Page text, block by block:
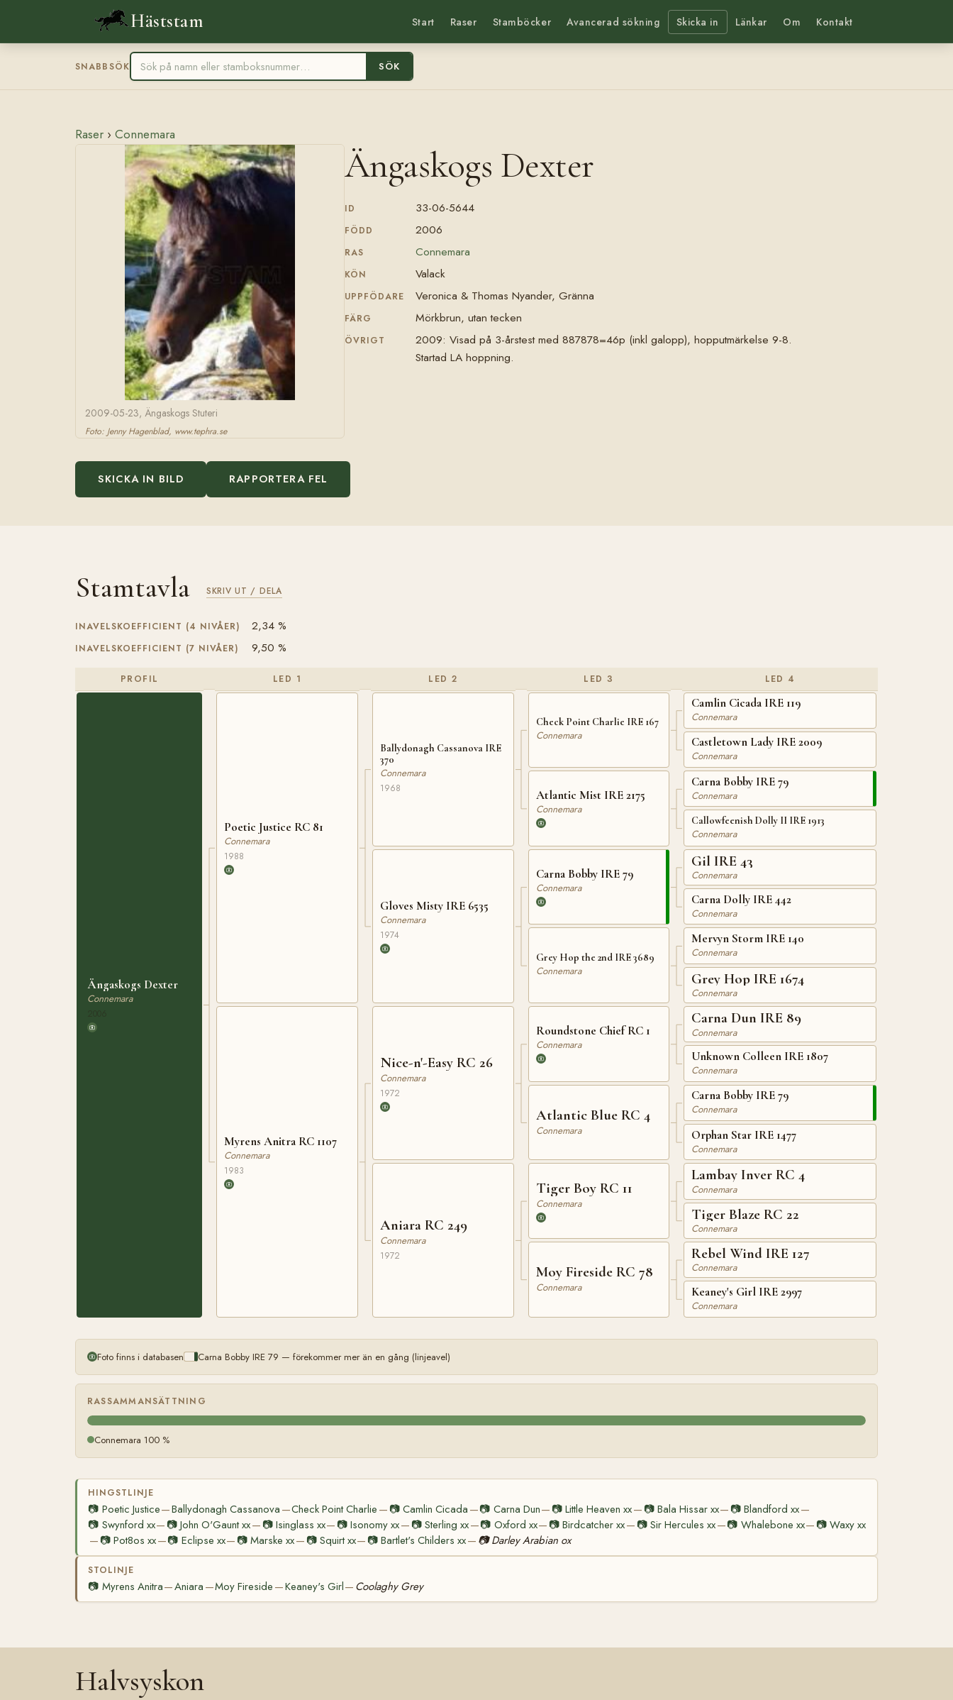
Häststam Start Raser Stamböcker Avancerad sökning Skicka in Länkar Om Kontakt
SNABBSÖK SÖK
Raser › Connemara
2009-05-23, Ängaskogs Stuteri
Foto: Jenny Hagenblad, www.tephra.se
Ängaskogs Dexter
ID 33-06-5644
FÖDD 2006
RAS Connemara
KÖN Valack
UPPFÖDARE Veronica & Thomas Nyander, Gränna
FÄRG Mörkbrun, utan tecken
ÖVRIGT
2009: Visad på 3-årstest med 887878=46p (inkl galopp), hopputmärkelse 9-8.
Startad LA hoppning.
SKICKA IN BILD RAPPORTERA FEL
Stamtavla SKRIV UT / DELA
INAVELSKOEFFICIENT (4 NIVÅER) 2,34 %
INAVELSKOEFFICIENT (7 NIVÅER) 9,50 %
PROFIL
Ängaskogs Dexter
Connemara
LED 1
Poetic Justice RC 81
Connemara
1988
Myrens Anitra RC 1107
Connemara
1983
LED 2
Ballydonagh Cassanova IRE
370
Connemara
1968
Gloves Misty IRE 6535
Connemara
1974
Nice-n'-Easy RC 26
Connemara
1972
Aniara RC 249
Connemara
1972
LED 3
Check Point Charlie IRE 167
Connemara
Atlantic Mist IRE 2175
Connemara
Carna Bobby IRE 79
Connemara
Grey Hop the 2nd IRE 3689
Connemara
Roundstone Chief RC 1
Connemara
Atlantic Blue RC 4
Connemara
Tiger Boy RC 11
Connemara
Moy Fireside RC 78
Connemara
LED 4
Camlin Cicada IRE 119
Connemara
Castletown Lady IRE 2009
Connemara
Carna Bobby IRE 79
Connemara
Callowfeenish Dolly II IRE 1913
Connemara
Gil IRE 43
Connemara
Carna Dolly IRE 442
Connemara
Mervyn Storm IRE 140
Connemara
Grey Hop IRE 1674
Connemara
Carna Dun IRE 89
Connemara
Unknown Colleen IRE 1807
Connemara
Carna Bobby IRE 79
Connemara
Orphan Star IRE 1477
Connemara
Lambay Inver RC 4
Connemara
Tiger Blaze RC 22
Connemara
Rebel Wind IRE 127
Connemara
Keaney's Girl IRE 2997
Connemara
Foto finns i databasen Carna Bobby IRE 79 — förekommer mer än en gång (linjeavel)
RASSAMMANSÄTTNING
Connemara 100 %
HINGSTLINJE
📷 Poetic Justice—Ballydonagh Cassanova —Check Point Charlie — 📷Camlin Cicada —📷 Carna Dun— 📷Little Heaven xx— 📷 Bala Hissar xx— 📷 Blandford xx—
📷 Swynford xx— 📷John O'Gaunt xx— 📷 Isinglass xx— 📷 Isonomy xx— 📷Sterling xx—📷 Oxford xx— 📷Birdcatcher xx— 📷Sir Hercules xx—📷 Whalebone xx— 📷Waxy xx
— 📷Pot8os xx—📷 Eclipse xx— 📷Marske xx— 📷 Squirt xx— 📷 Bartlet's Childers xx— 📷 Darley Arabian ox
STOLINJE
📷 Myrens Anitra—Aniara —Moy Fireside —Keaney's Girl— Coolaghy Grey
Halvsyskon